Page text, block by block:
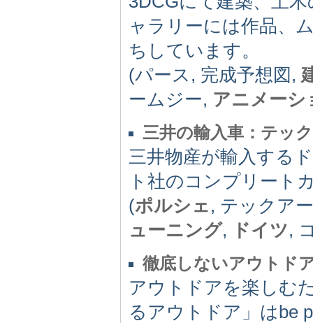
ャラリーには作品、
ちしています。
(パース, 完成予想図,
ームジー, アニメーシ
三井の輸入車：テッ
三井物産が輸入する
ト社のコンプリート
(ポルシェ, テックア
ューニング, ドイツ,
徹底しないアウトド
アウトドアを楽しむ
るアウトドア」はbe